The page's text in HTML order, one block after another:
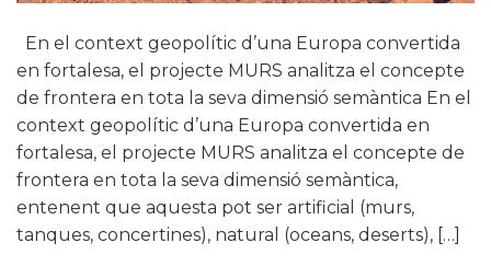
En el context geopolític d’una Europa convertida
en fortalesa, el projecte MURS analitza el concepte
de frontera en tota la seva dimensió semàntica En el
context geopolític d’una Europa convertida en
fortalesa, el projecte MURS analitza el concepte de
frontera en tota la seva dimensió semàntica,
entenent que aquesta pot ser artificial (murs,
tanques, concertines), natural (oceans, deserts), […]